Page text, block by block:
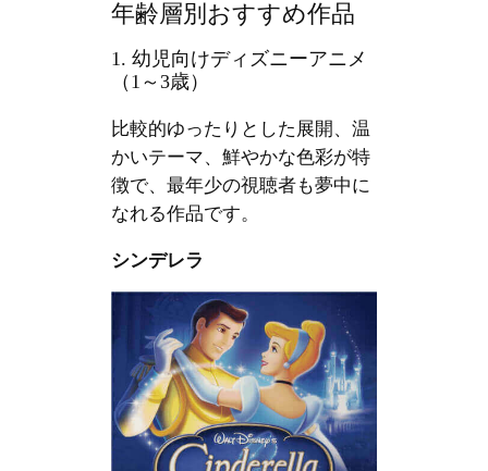
年齢層別おすすめ作品
1. 幼児向けディズニーアニメ
（1～3歳）
比較的ゆったりとした展開、温
かいテーマ、鮮やかな色彩が特
徴で、最年少の視聴者も夢中に
なれる作品です。
シンデレラ